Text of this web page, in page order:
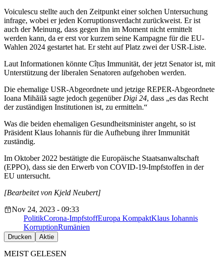
Voiculescu stellte auch den Zeitpunkt einer solchen Untersuchung
infrage, wobei er jeden Korruptionsverdacht zurückweist. Er ist
auch der Meinung, dass gegen ihn im Moment nicht ermittelt
werden kann, da er erst vor kurzem seine Kampagne für die EU-
Wahlen 2024 gestartet hat. Er steht auf Platz zwei der USR-Liste.
Laut Informationen könnte Cîțus Immunität, der jetzt Senator ist, mit
Unterstützung der liberalen Senatoren aufgehoben werden.
Die ehemalige USR-Abgeordnete und jetzige REPER-Abgeordnete
Ioana Mihăilă sagte jedoch gegenüber Digi 24, dass „es das Recht
der zuständigen Institutionen ist, zu ermitteln.“
Was die beiden ehemaligen Gesundheitsminister angeht, so ist
Präsident Klaus Iohannis für die Aufhebung ihrer Immunität
zuständig.
Im Oktober 2022 bestätigte die Europäische Staatsanwaltschaft
(EPPO), dass sie den Erwerb von COVID-19-Impfstoffen in der
EU untersucht.
[Bearbeitet von Kjeld Neubert]
Nov 24, 2023 - 09:33
PolitikCorona-ImpfstoffEuropa KompaktKlaus Iohannis
KorruptionRumänien
Drucken Aktie
MEIST GELESEN